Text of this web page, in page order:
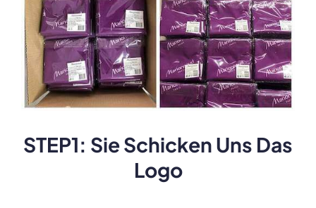
STEP1: Sie Schicken Uns Das
Logo